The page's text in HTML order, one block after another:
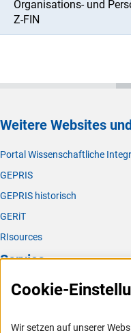
Organisations- und
Z-FIN
Weitere Websites
Portal Wissenschaftliche
GEPRIS
GEPRIS historisch
GERiT
RIsources
Service
Presse
Karriere
Cookie-
Wir setzen auf unserer